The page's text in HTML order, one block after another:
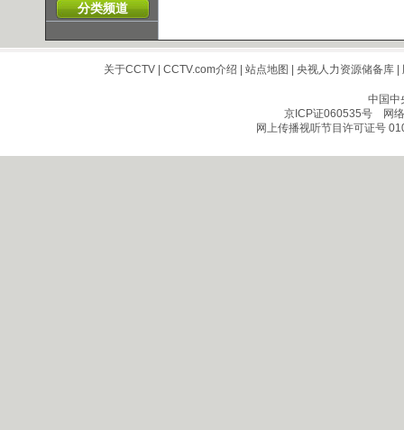
分类频道
关于CCTV| CCTV.com介绍 站点地图 央视人力资源储备库|
中国中
京ICP证060535号网络
网上传播视听节目许可证号